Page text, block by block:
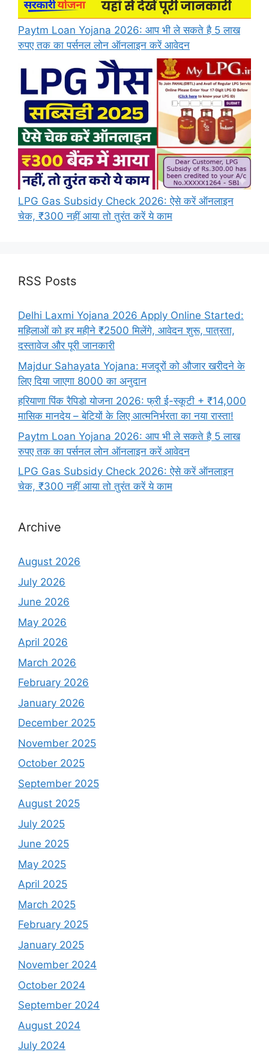
Paytm Loan Yojana 2026: आप भी ले सकते है 5 लाख
रुपए तक का पर्सनल लोन ऑनलाइन करें आवेदन
LPG Gas Subsidy Check 2026: ऐसे करें ऑनलाइन
चेक, ₹300 नहीं आया तो तुरंत करें ये काम
RSS Posts
Delhi Laxmi Yojana 2026 Apply Online Started:
महिलाओं को हर महीने ₹2500 मिलेंगे, आवेदन शुरू, पात्रता,
दस्तावेज और पूरी जानकारी
Majdur Sahayata Yojana: मजदूरों को औजार खरीदने के
लिए दिया जाएगा 8000 का अनुदान
हरियाणा पिंक रैपिडो योजना 2026: फ्री ई-स्कूटी + ₹14,000
मासिक मानदेय – बेटियों के लिए आत्मनिर्भरता का नया रास्ता!
Paytm Loan Yojana 2026: आप भी ले सकते है 5 लाख
रुपए तक का पर्सनल लोन ऑनलाइन करें आवेदन
LPG Gas Subsidy Check 2026: ऐसे करें ऑनलाइन
चेक, ₹300 नहीं आया तो तुरंत करें ये काम
Archive
August 2026
July 2026
June 2026
May 2026
April 2026
March 2026
February 2026
January 2026
December 2025
November 2025
October 2025
September 2025
August 2025
July 2025
June 2025
May 2025
April 2025
March 2025
February 2025
January 2025
November 2024
October 2024
September 2024
August 2024
July 2024